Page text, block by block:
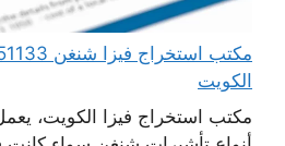
الكويت
مكتب استخراج فيزا الكويت،